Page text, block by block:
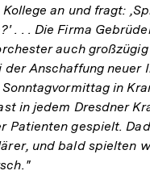
an und fragt:
. . . Die Firma
auch
Anschaffung neuer
in
in jedem Dresdner
Patienten gespielt.
und bald spielten